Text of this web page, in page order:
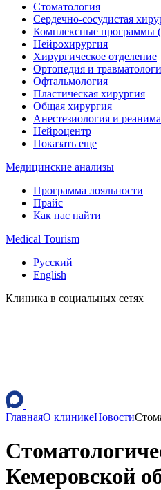
Стоматология
Сердечно-сосудистая
Комплексные программы
Нейрохирургия
Хирургическое отделение
Ортопедия и
Офтальмология
Пластическая хирургия
Общая хирургия
Анестезиология и
Нейроцентр
Показать еще
Медицинские анализы
Программа лояльности
Прайс
Как нас найти
Medical Tourism
Русский
English
Клиника в социальных сетях
ГлавнаяО клиникеНовости
Кемеровской